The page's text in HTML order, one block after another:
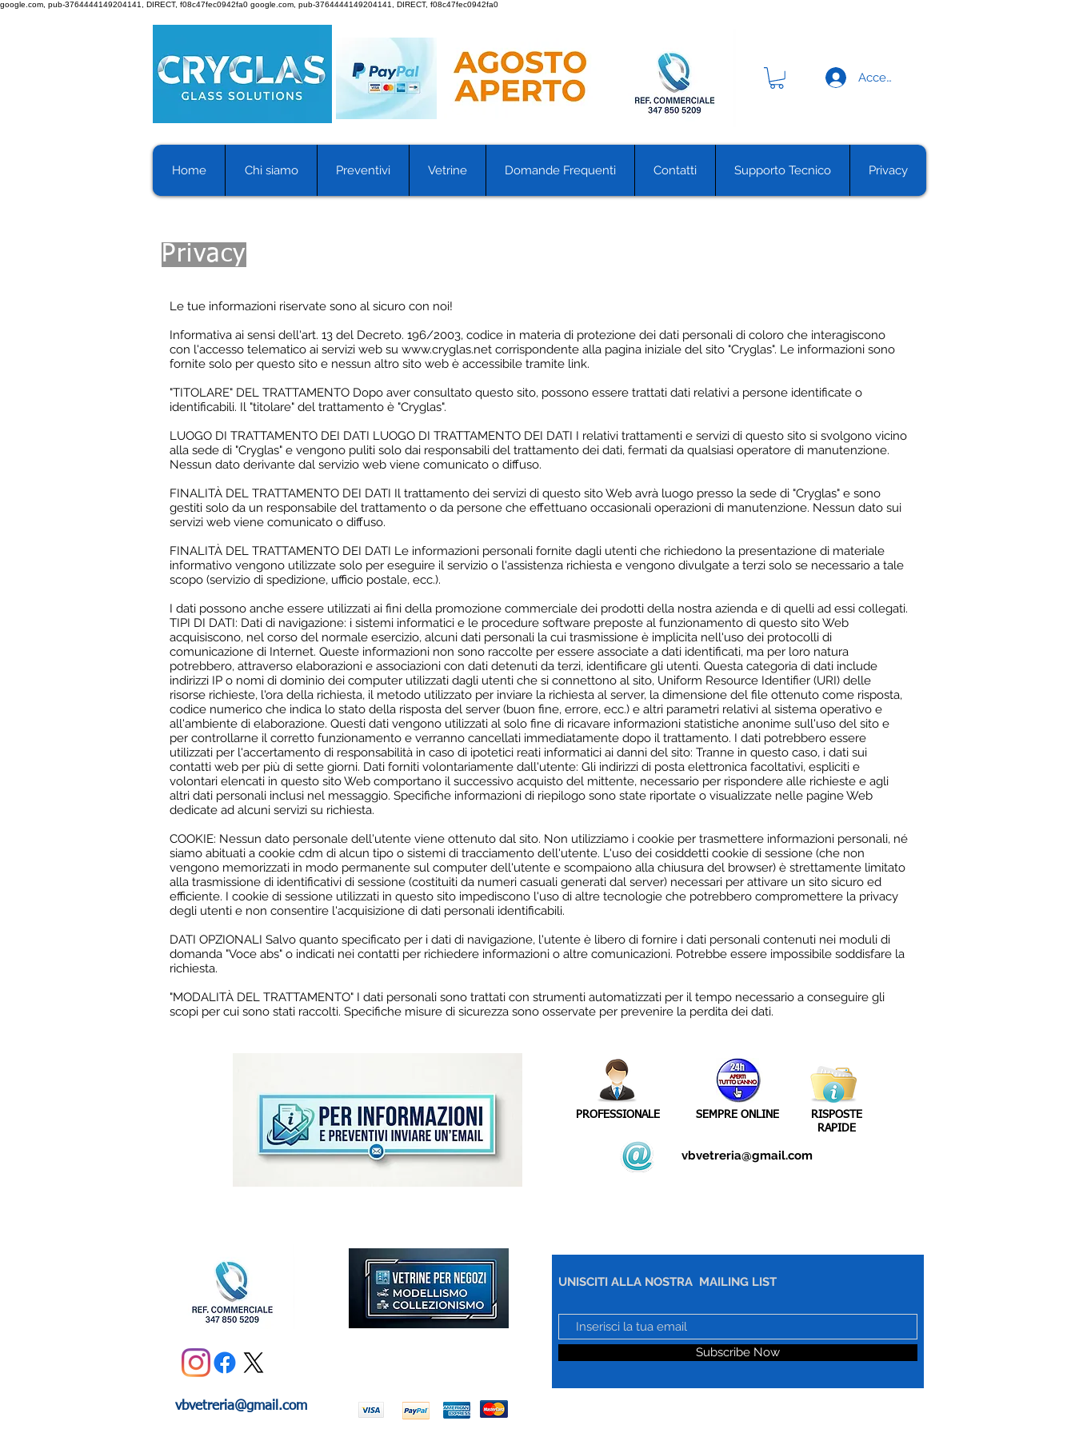
google.com, pub-3764444149204141, DIRECT, f08c47fec0942fa0 google.com, pub-3764444149204141, DIRECT, f08c47fec0942fa0
Accedi
Home Chi siamo Preventivi Vetrine Domande Frequenti Contatti Supporto Tecnico Privacy
Privacy
Le tue informazioni riservate sono al sicuro con noi!
Informativa ai sensi dell'art. 13 del Decreto. 196/2003, codice in materia di protezione dei dati personali di coloro che interagiscono
con l'accesso telematico ai servizi web su www.cryglas.net corrispondente alla pagina iniziale del sito "Cryglas". Le informazioni sono
fornite solo per questo sito e nessun altro sito web è accessibile tramite link.
"TITOLARE" DEL TRATTAMENTO Dopo aver consultato questo sito, possono essere trattati dati relativi a persone identificate o
identificabili. Il "titolare" del trattamento è "Cryglas".
LUOGO DI TRATTAMENTO DEI DATI LUOGO DI TRATTAMENTO DEI DATI I relativi trattamenti e servizi di questo sito si svolgono vicino
alla sede di "Cryglas" e vengono puliti solo dai responsabili del trattamento dei dati, fermati da qualsiasi operatore di manutenzione.
Nessun dato derivante dal servizio web viene comunicato o diffuso.
FINALITÀ DEL TRATTAMENTO DEI DATI Il trattamento dei servizi di questo sito Web avrà luogo presso la sede di "Cryglas" e sono
gestiti solo da un responsabile del trattamento o da persone che effettuano occasionali operazioni di manutenzione. Nessun dato sui
servizi web viene comunicato o diffuso.
FINALITÀ DEL TRATTAMENTO DEI DATI Le informazioni personali fornite dagli utenti che richiedono la presentazione di materiale
informativo vengono utilizzate solo per eseguire il servizio o l'assistenza richiesta e vengono divulgate a terzi solo se necessario a tale
scopo (servizio di spedizione, ufficio postale, ecc.).
I dati possono anche essere utilizzati ai fini della promozione commerciale dei prodotti della nostra azienda e di quelli ad essi collegati.
TIPI DI DATI: Dati di navigazione: i sistemi informatici e le procedure software preposte al funzionamento di questo sito Web
acquisiscono, nel corso del normale esercizio, alcuni dati personali la cui trasmissione è implicita nell'uso dei protocolli di
comunicazione di Internet. Queste informazioni non sono raccolte per essere associate a dati identificati, ma per loro natura
potrebbero, attraverso elaborazioni e associazioni con dati detenuti da terzi, identificare gli utenti. Questa categoria di dati include
indirizzi IP o nomi di dominio dei computer utilizzati dagli utenti che si connettono al sito, Uniform Resource Identifier (URI) delle
risorse richieste, l'ora della richiesta, il metodo utilizzato per inviare la richiesta al server, la dimensione del file ottenuto come risposta,
codice numerico che indica lo stato della risposta del server (buon fine, errore, ecc.) e altri parametri relativi al sistema operativo e
all'ambiente di elaborazione. Questi dati vengono utilizzati al solo fine di ricavare informazioni statistiche anonime sull'uso del sito e
per controllarne il corretto funzionamento e verranno cancellati immediatamente dopo il trattamento. I dati potrebbero essere
utilizzati per l'accertamento di responsabilità in caso di ipotetici reati informatici ai danni del sito: Tranne in questo caso, i dati sui
contatti web per più di sette giorni. Dati forniti volontariamente dall'utente: Gli indirizzi di posta elettronica facoltativi, espliciti e
volontari elencati in questo sito Web comportano il successivo acquisto del mittente, necessario per rispondere alle richieste e agli
altri dati personali inclusi nel messaggio. Specifiche informazioni di riepilogo sono state riportate o visualizzate nelle pagine Web
dedicate ad alcuni servizi su richiesta.
COOKIE: Nessun dato personale dell'utente viene ottenuto dal sito. Non utilizziamo i cookie per trasmettere informazioni personali, né
siamo abituati a cookie cdm di alcun tipo o sistemi di tracciamento dell'utente. L'uso dei cosiddetti cookie di sessione (che non
vengono memorizzati in modo permanente sul computer dell'utente e scompaiono alla chiusura del browser) è strettamente limitato
alla trasmissione di identificativi di sessione (costituiti da numeri casuali generati dal server) necessari per attivare un sito sicuro ed
efficiente. I cookie di sessione utilizzati in questo sito impediscono l'uso di altre tecnologie che potrebbero compromettere la privacy
degli utenti e non consentire l'acquisizione di dati personali identificabili.
DATI OPZIONALI Salvo quanto specificato per i dati di navigazione, l'utente è libero di fornire i dati personali contenuti nei moduli di
domanda "Voce abs" o indicati nei contatti per richiedere informazioni o altre comunicazioni. Potrebbe essere impossibile soddisfare la
richiesta.
"MODALITÀ DEL TRATTAMENTO" I dati personali sono trattati con strumenti automatizzati per il tempo necessario a conseguire gli
scopi per cui sono stati raccolti. Specifiche misure di sicurezza sono osservate per prevenire la perdita dei dati.
PROFESSIONALE SEMPRE ONLINE
RISPOSTE
RAPIDE
vbvetreria@gmail.com
vbvetreria@gmail.com
UNISCITI ALLA NOSTRA MAILING LIST
Subscribe Now